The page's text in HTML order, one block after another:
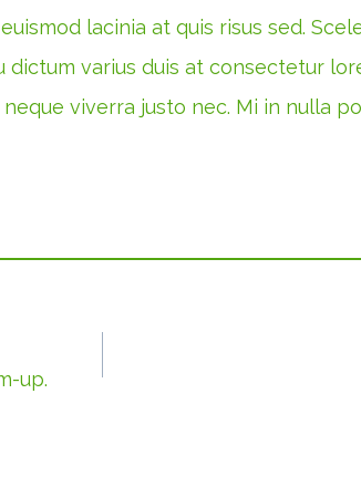
lacinia at quis risus sed.
varius duis at consectetur
viverra justo nec. Mi in nulla
up.